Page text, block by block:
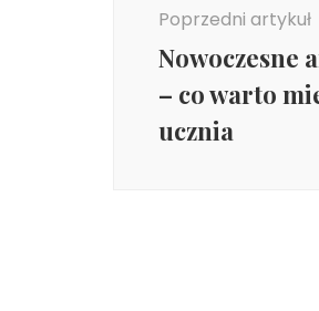
Poprzedni artykuł
Nowoczesne
– co warto
ucznia